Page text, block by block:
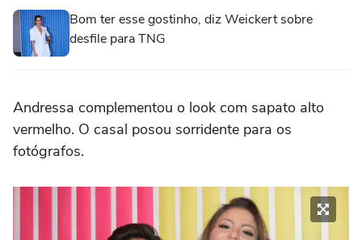
Bom ter esse gostinho, diz Weickert sobre
desfile para TNG
Andressa complementou o look com sapato alto
vermelho. O casal posou sorridente para os
fotógrafos.